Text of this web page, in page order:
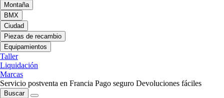
Montaña
BMX
Ciudad
Piezas de recambio
Equipamientos
Taller
Liquidación
Marcas
Servicio postventa en Francia Pago seguro Devoluciones fáciles
Buscar